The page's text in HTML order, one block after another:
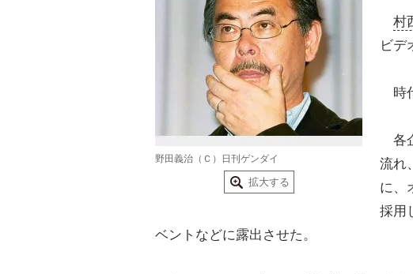
野田義治（Ｃ）日刊ゲンダイ
拡大する
村
ビデ
時
各
流れ
に、
採用
ベントなどに露出させた。